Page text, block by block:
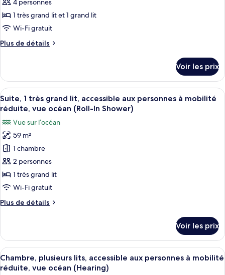
réduite
(Roll-
In
Shower)
aux
personnes
à
réduite
Shower)
type
de
chambre :
Chambre,
en
front
de
4 personnes
1 très grand lit et 1 grand lit
Wi-Fi gratuit
Plus de détails
Plus
le
type
de
chambre
Chambre,
plusieurs
lits,
en
front
de
Voir les prix
Afficher
toutes
photos
pour
ce
type
de
chambre :
1
lit,
accessible
aux
Une chambre d’hôtel avec un
9
Suite, 1 très grand lit, accessible aux personnes à mobilité
réduite, vue océan (Roll-In Shower)
Vue sur l’océan
59 m²
1 chambre
2 personnes
1 très grand lit
Wi-Fi gratuit
Plus de détails
Plus
le
type
de
chambre
Voir les prix
Afficher
toutes
Une chambre d’hôtel avec deux
9
Chambre, plusieurs lits, accessible aux personnes à mobilité
réduite, vue océan (Hearing)